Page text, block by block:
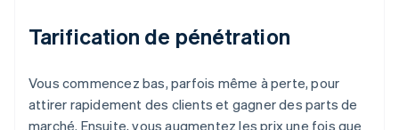
Tarification de pénétration
Vous commencez bas, parfois même à perte, pour
attirer rapidement des clients et gagner des parts de
marché. Ensuite, vous augmentez les prix une fois que